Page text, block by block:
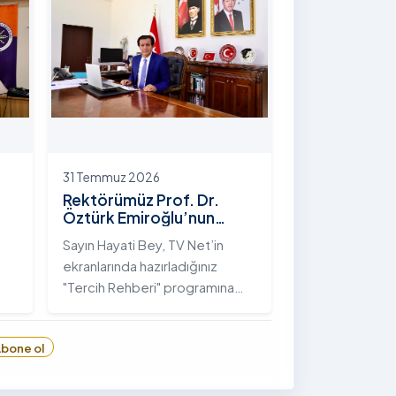
hayata geçirilen "İstifli Taş
Tahkimatı" projesi titizlikle
tamamlandı.
31 Temmuz 2026
Rektörümüz Prof. Dr.
Öztürk Emiroğlu’nun
"Tercih Rehberi"
Programındaki Röportajı
Sayın Hayati Bey, TV Net’in
ekranlarında hazırladığınız
"Tercih Rehberi" programına
ol